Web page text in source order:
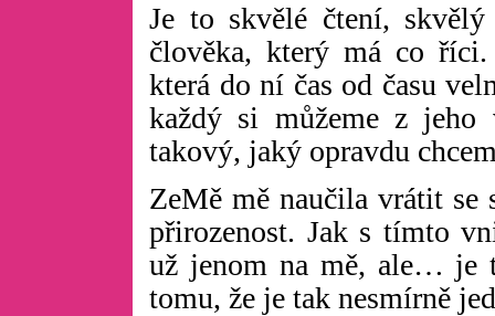
Je to skvělé čtení,
člověka, který má co říci.
která do ní čas od času
každý si můžeme z
takový, jaký opravdu
ZeMě mě naučila vrátit se
přirozenost. Jak s tímto
už jenom na mě, ale… je
tomu, že je tak nesmírně